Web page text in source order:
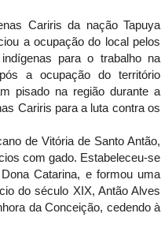
Cariris da nação Tapuya
a ocupação do local pelos
para o trabalho na
a ocupação do território
pisado na região durante a
Cariris para a luta contra os
de Vitória de Santo Antão,
com gado. Estabeleceu-se
Catarina, e formou uma
do século XIX, Antão Alves
da Conceição, cedendo à